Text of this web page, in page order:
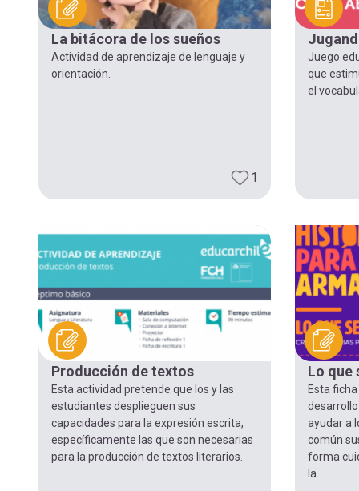
navegación
La bitácora de los sueños
Actividad de aprendizaje de lenguaje y
orientación.
1
Juego
que
el
Producción de textos
Esta actividad pretende que los y las
estudiantes desplieguen sus
capacidades para la expresión escrita,
específicamente las que son necesarias
para la producción de textos literarios.
Lo que
Esta
ayudar a
común
forma
la...